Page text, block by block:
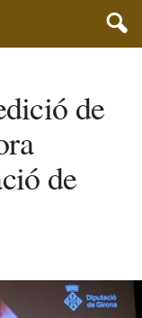
de
de